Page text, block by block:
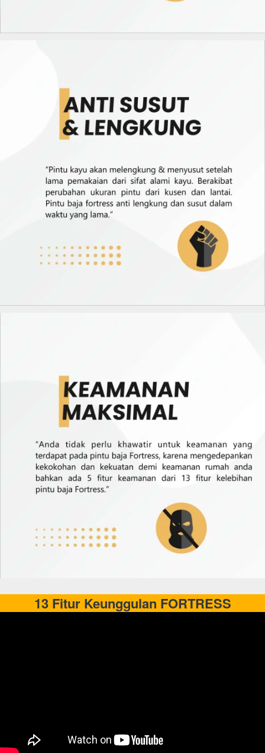
13 Fitur Keunggulan FORTRESS